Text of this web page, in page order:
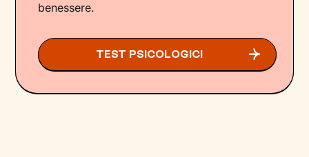
benessere.
TEST PSICOLOGICI